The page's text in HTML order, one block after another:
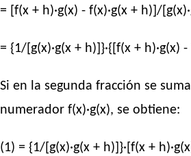
= [f(x + h)·g(x) - f(x)·g(x + h)]/
= {1/[g(x)·g(x + h)]}·{[f(x + h)·g(x)
Si en la segunda fracción se
numerador f(x)·g(x), se obtiene:
(1) = {1/[g(x)·g(x + h)]}·[f(x +